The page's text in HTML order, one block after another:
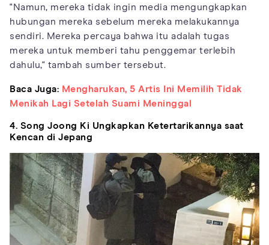
"Namun, mereka tidak ingin media mengungkapkan
hubungan mereka sebelum mereka melakukannya
sendiri. Mereka percaya bahwa itu adalah tugas
mereka untuk memberi tahu penggemar terlebih
dahulu," tambah sumber tersebut.
Baca Juga: Mengharukan, 5 Artis Ini Memilih Tidak
Menikah Lagi Setelah Suami Meninggal
4. Song Joong Ki Ungkapkan Ketertarikannya saat
Kencan di Jepang